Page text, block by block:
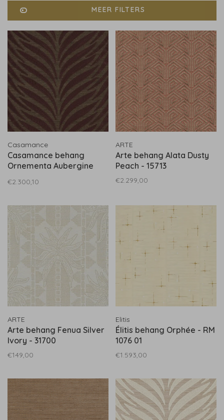
MEER FILTERS
Casamance
Casamance behang
Ornementa Aubergine
€2.300,10
ARTE
Arte behang Alata Dusty
Peach - 15713
€2.299,00
ARTE
Arte behang Fenua Silver
Ivory - 31700
€149,00
Elitis
Élitis behang Orphée - RM
1076 01
€1.593,00